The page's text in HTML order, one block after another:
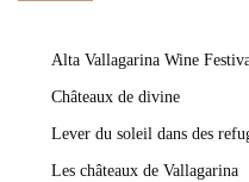
Alta Vallagarina Wine
Châteaux de divine
Lever du soleil dans des
Les châteaux de Vallagarina